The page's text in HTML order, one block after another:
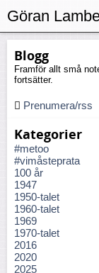
Blogg
Framför allt små
fortsätter.
Prenumera/rss
Kategorier
#metoo
#vimåsteprata
100 år
1947
1950-talet
1960-talet
1969
1970-talet
2016
2020
2025
Göran
Massi Fritz